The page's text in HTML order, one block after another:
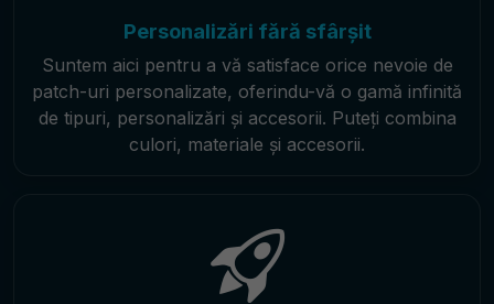
Personalizări fără sfârșit
Suntem aici pentru a vă satisface orice nevoie de
patch-uri personalizate, oferindu-vă o gamă infinită
de tipuri, personalizări și accesorii. Puteți combina
culori, materiale și accesorii.